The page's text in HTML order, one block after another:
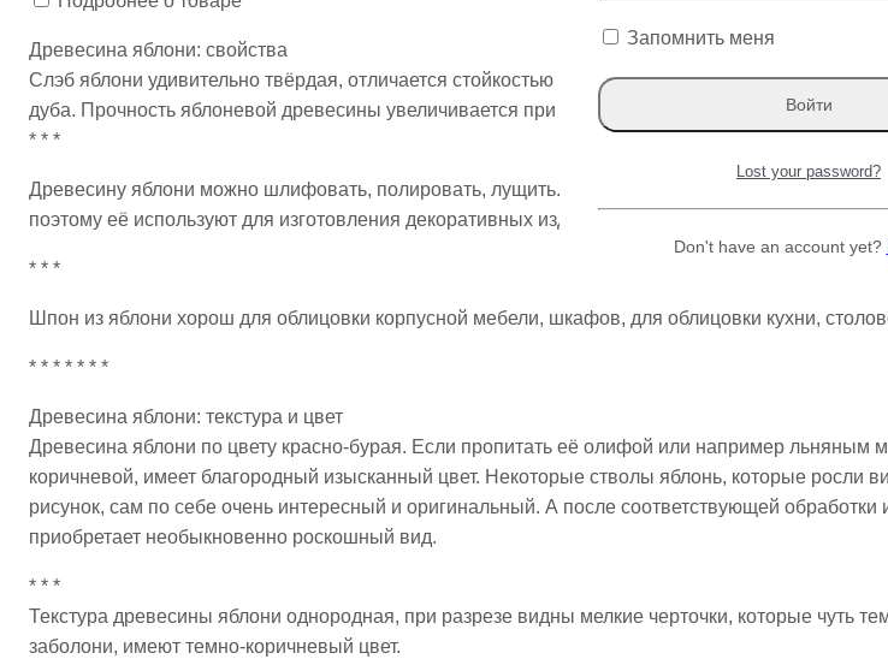
Древесина яблони: свойства
Слэб яблони удивительно твёрдая, отличается стойкостью к износу, чрезвычайно высокой
дуба. Прочность яблоневой древесины увеличивается при обработке олифой, а также при
* * *
Древесину яблони можно шлифовать, полировать, лущить. При работе инструментами срезы
поэтому её используют для изготовления декоративных изделий, на которых часто выполняют
* * *
Шпон из яблони хорош для облицовки корпусной мебели, шкафов, для облицовки кухни,
* * * * * * *
Древесина яблони: текстура и цвет
Древесина яблони по цвету красно-бурая. Если пропитать её олифой или например льняным
коричневой, имеет благородный изысканный цвет. Некоторые стволы яблонь, которые росли
рисунок, сам по себе очень интересный и оригинальный. А после соответствующей
приобретает необыкновенно роскошный вид.
* * *
Текстура древесины яблони однородная, при разрезе видны мелкие черточки, которые чуть
заболони, имеют темно-коричневый цвет.
Запомнить меня
Lost your password?
Don't have an account yet?